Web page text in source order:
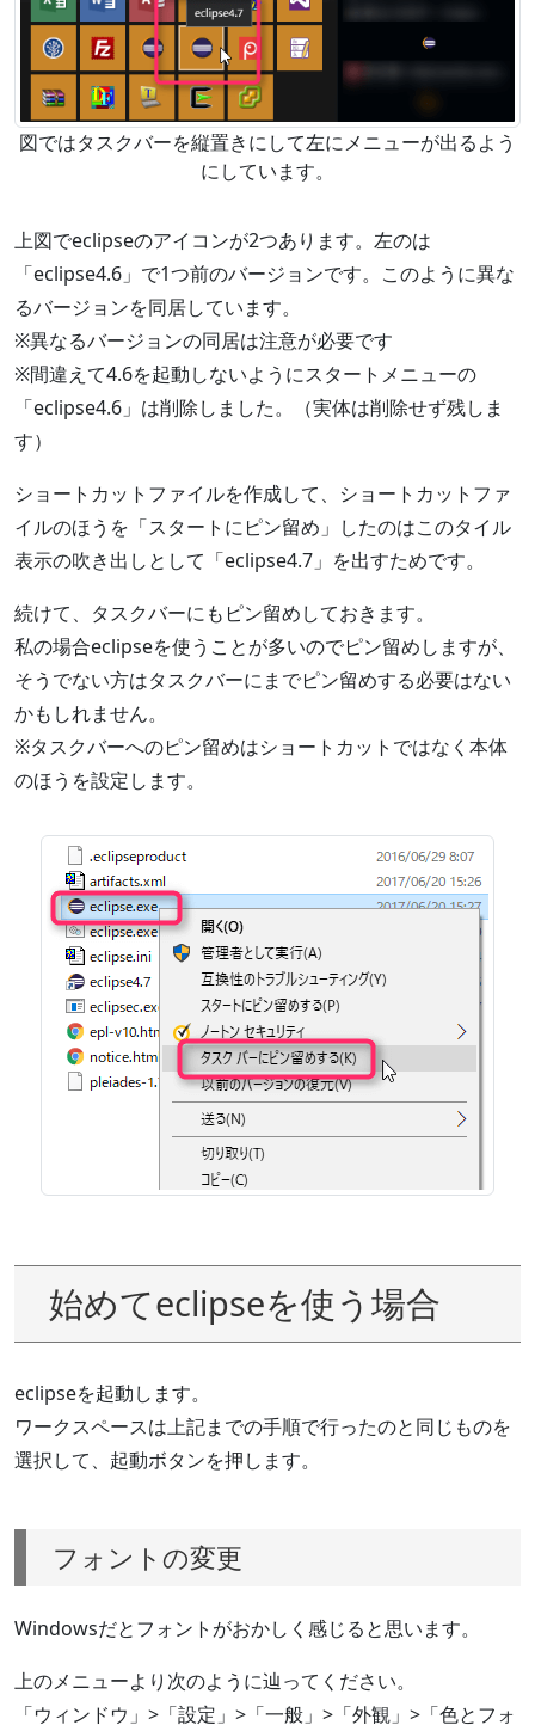
図ではタスクバーを縦置きにして左にメニューが出るよう
にしています。
上図でeclipseのアイコンが2つあります。左のは
「eclipse4.6」で1つ前のバージョンです。このように異な
るバージョンを同居しています。
※異なるバージョンの同居は注意が必要です
※間違えて4.6を起動しないようにスタートメニューの
「eclipse4.6」は削除しました。（実体は削除せず残しま
す）
ショートカットファイルを作成して、ショートカットファ
イルのほうを「スタートにピン留め」したのはこのタイル
表示の吹き出しとして「eclipse4.7」を出すためです。
続けて、タスクバーにもピン留めしておきます。
私の場合eclipseを使うことが多いのでピン留めしますが、
そうでない方はタスクバーにまでピン留めする必要はない
かもしれません。
※タスクバーへのピン留めはショートカットではなく本体
のほうを設定します。
始めてeclipseを使う場合
eclipseを起動します。
ワークスペースは上記までの手順で行ったのと同じものを
選択して、起動ボタンを押します。
フォントの変更
Windowsだとフォントがおかしく感じると思います。
上のメニューより次のように辿ってください。
「ウィンドウ」>「設定」>「一般」>「外観」>「色とフォ